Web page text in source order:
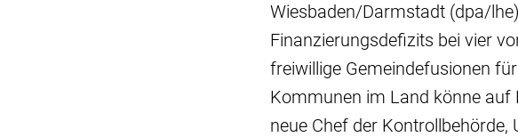
Wiesbaden/Darmstadt (dpa/
Finanzierungsdefizits bei vier
freiwillige Gemeindefusionen
Kommunen im Land könne auf
neue Chef der Kontrollbehörde,